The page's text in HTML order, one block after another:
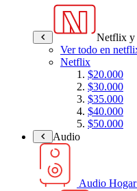
Netflix y
Ver todo en
Netflix
$20.000
$30.000
$35.000
$40.000
$50.000
Audio
Audio Hogar